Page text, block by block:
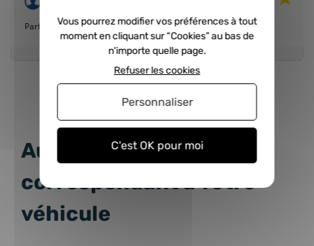
Parfait
Autres produits
correspondant à votre
véhicule
Vous pourrez modifier vos préférences à tout
moment en cliquant sur “Cookies” au bas de
n'importe quelle page.
C'est OK pour moi
Refuser les cookies
Personnaliser